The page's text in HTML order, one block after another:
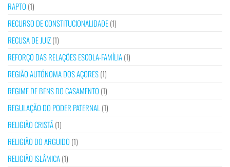
RAPTO (1)
RECURSO DE CONSTITUCIONALIDADE(1)
RECUSA DE JUIZ(1)
REFORÇO DAS RELAÇÕES ESCOLA-FAMÍLIA(1)
REGIÃO AUTÓNOMA DOS AÇORES(1)
REGIME DE BENS DO CASAMENTO (1)
REGULAÇÃO DO PODER PATERNAL (1)
RELIGIÃO CRISTÃ(1)
RELIGIÃO DO ARGUIDO (1)
RELIGIÃO ISLÂMICA(1)